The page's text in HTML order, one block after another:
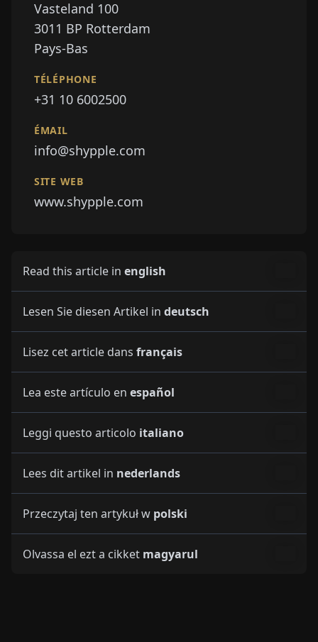
SITE WEB
www.shypple.com
Read this article inenglish
Lesen Sie diesen Artikel in
Lisez cet article dans
Leggi questo articoloitaliano
Lees dit artikel innederlands
Przeczytaj ten artykuł wpolski
Olvassa el ezt a cikketmagyarul
Plus d'articles sur le sujet